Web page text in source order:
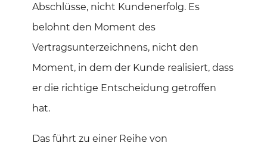
Abschlüsse, nicht Kundenerfolg. Es
belohnt den Moment des
Vertragsunterzeichnens, nicht den
Moment, in dem der Kunde realisiert, dass
er die richtige Entscheidung getroffen
hat.
Das führt zu einer Reihe von